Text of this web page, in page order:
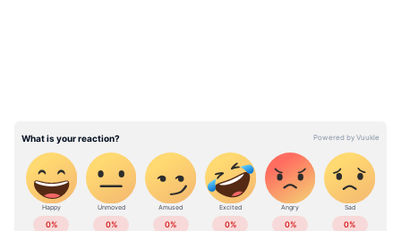
കേരളത്തിലെ എല്ലാ വാർത്തകൾKerala